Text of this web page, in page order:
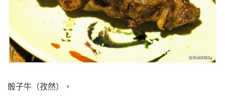
骰子牛（孜然），